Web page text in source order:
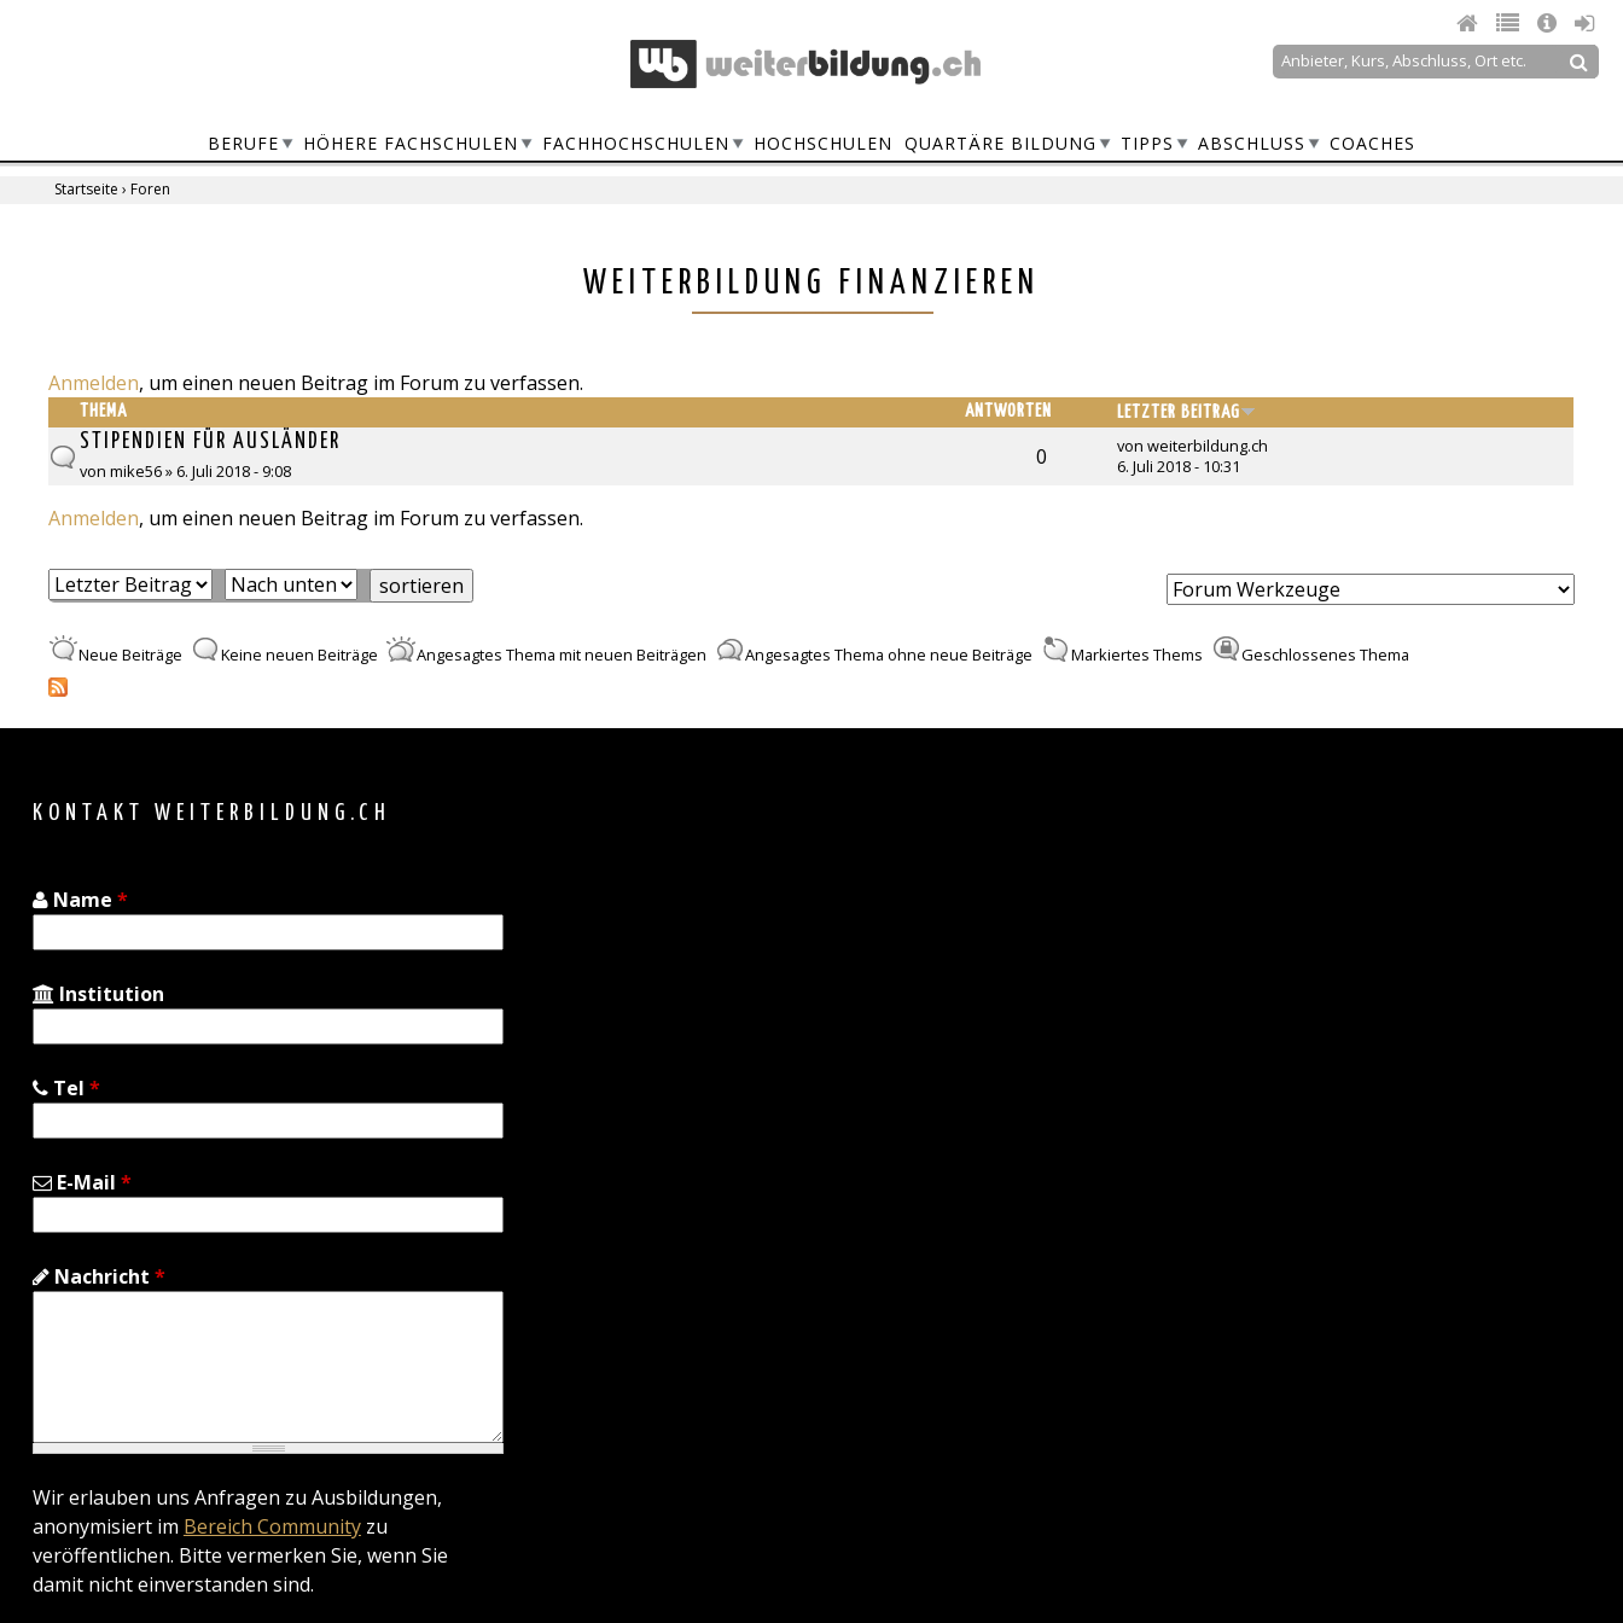
Suche
BERUFE HÖHERE FACHSCHULEN FACHHOCHSCHULEN HOCHSCHULEN QUARTÄRE BILDUNG TIPPS ABSCHLUSS COACHES
Startseite › Foren
WEITERBILDUNG FINANZIEREN
Anmelden, um einen neuen Beitrag im Forum zu verfassen.
THEMA ANTWORTEN LETZTER BEITRAG
STIPENDIEN FÜR AUSLÄNDER
vonmike56» 6. Juli 2018 - 9:08
0 vonweiterbildung.ch
6. Juli 2018 - 10:31
Anmelden, um einen neuen Beitrag im Forum zu verfassen.
Order
sortieren
Neue Beiträge Keine neuen Beiträge Angesagtes Thema mit neuen Beiträgen Angesagtes Thema ohne neue Beiträge Markiertes Thems Geschlossenes Thema
KONTAKT WEITERBILDUNG.CH
Name *
Institution
Tel *
E-Mail *
Nachricht *
Wir erlauben uns Anfragen zu Ausbildungen,
anonymisiert im Bereich Communityzu
veröffentlichen. Bitte vermerken Sie, wenn Sie
damit nicht einverstanden sind.